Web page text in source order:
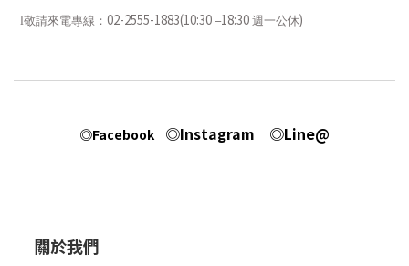
l敬請來電專線： 02-2555-1883(10:30 –18:30 週一公休)
◎Facebook ◎Instagram ◎Line@
關於我們